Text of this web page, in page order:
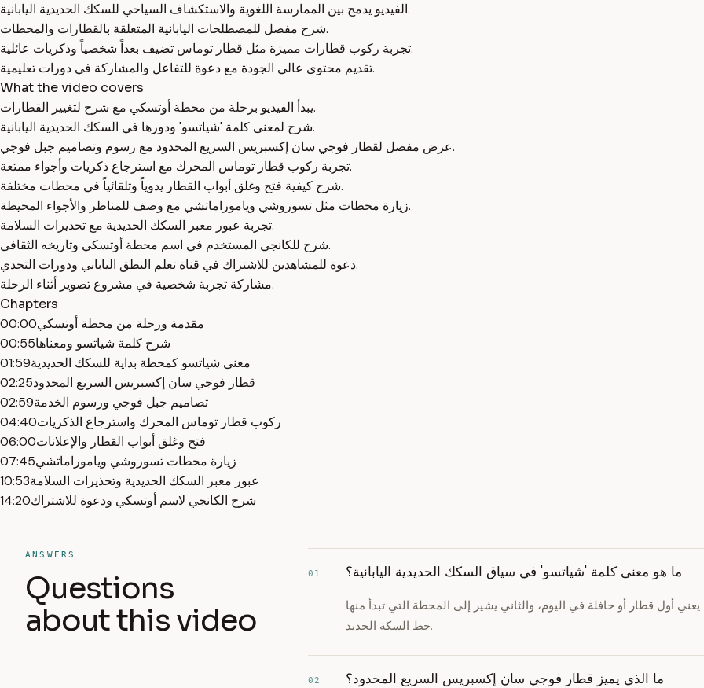
الفيديو يدمج بين الممارسة اللغوية والاستكشاف السياحي للسكك الحديدية اليابانية.
شرح مفصل للمصطلحات اليابانية المتعلقة بالقطارات والمحطات.
تجربة ركوب قطارات مميزة مثل قطار توماس تضيف بعداً شخصياً وذكريات عائلية.
تقديم محتوى عالي الجودة مع دعوة للتفاعل والمشاركة في دورات تعليمية.
What the video covers
يبدأ الفيديو برحلة من محطة أوتسكي مع شرح لتغيير القطارات.
شرح لمعنى كلمة 'شياتسو' ودورها في السكك الحديدية اليابانية.
عرض مفصل لقطار فوجي سان إكسبريس السريع المحدود مع رسوم وتصاميم جبل فوجي.
تجربة ركوب قطار توماس المحرك مع استرجاع ذكريات وأجواء ممتعة.
شرح كيفية فتح وغلق أبواب القطار يدوياً وتلقائياً في محطات مختلفة.
زيارة محطات مثل تسوروشي وياموراماتشي مع وصف للمناظر والأجواء المحيطة.
تجربة عبور معبر السكك الحديدية مع تحذيرات السلامة.
شرح للكانجي المستخدم في اسم محطة أوتسكي وتاريخه الثقافي.
دعوة للمشاهدين للاشتراك في قناة تعلم النطق الياباني ودورات التحدي.
مشاركة تجربة شخصية في مشروع تصوير أثناء الرحلة.
Chapters
00:00مقدمة ورحلة من محطة أوتسكي
00:55شرح كلمة شياتسو ومعناها
01:59معنى شياتسو كمحطة بداية للسكك الحديدية
02:25قطار فوجي سان إكسبريس السريع المحدود
02:59تصاميم جبل فوجي ورسوم الخدمة
04:40ركوب قطار توماس المحرك واسترجاع الذكريات
06:00فتح وغلق أبواب القطار والإعلانات
07:45زيارة محطات تسوروشي وياموراماتشي
10:53عبور معبر السكك الحديدية وتحذيرات السلامة
14:20شرح الكانجي لاسم أوتسكي ودعوة للاشتراك
ANSWERS
Questions
about this video
01 ما هو معنى كلمة 'شياتسو' في سياق السكك الحديدية اليابانية؟
أول قطار أو حافلة في اليوم، والثاني يشير إلى المحطة التي تبدأ منها
خط السكة الحديد.
02 ما الذي يميز قطار فوجي سان إكسبريس السريع المحدود؟